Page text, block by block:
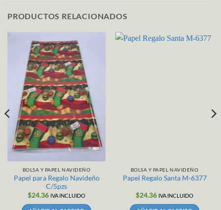
PRODUCTOS RELACIONADOS
BOLSA Y PAPEL NAVIDEÑO
Papel para Regalo Navideño
C/5pzs
$24.36 IVA INCLUIDO
BOLSA Y PAPEL NAVIDEÑO
Papel Regalo Santa M-6377
$24.36 IVA INCLUIDO